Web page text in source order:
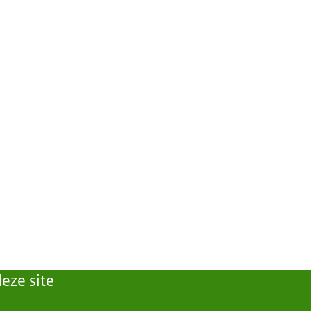
site